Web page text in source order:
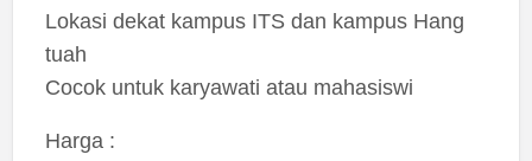
Lokasi dekat kampus ITS dan kampus Hang
tuah
Cocok untuk karyawati atau mahasiswi
Harga :